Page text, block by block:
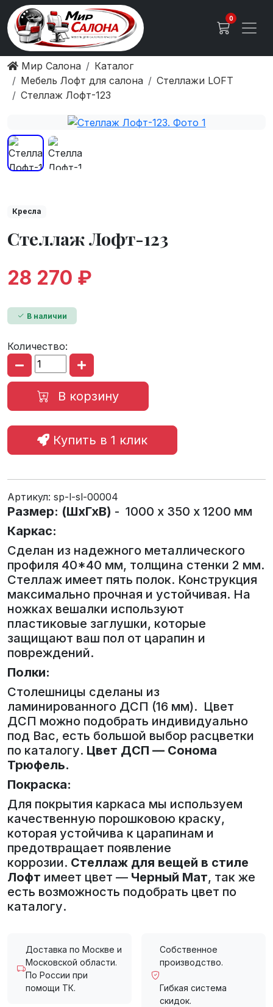
0
Мир Салона
Каталог
Мебель Лофт для салона
Стеллажи LOFT
Стеллаж Лофт-123
Кресла
Стеллаж Лофт-123
28 270 ₽
В наличии
Количество:
В корзину
Купить в 1 клик
Артикул: sp-l-sl-00004
Размер: (ШхГхВ) - 1000 х 350 х 1200 мм
Каркас:
Сделан из надежного металлического
профиля 40*40 мм, толщина стенки 2 мм.
Стеллаж имеет пять полок. Конструкция
максимально прочная и устойчивая. На
ножках вешалки используют
пластиковые заглушки, которые
защищают ваш пол от царапин и
повреждений.
Полки:
Столешницы сделаны из
ламинированного ДСП (16 мм). Цвет
ДСП можно подобрать индивидуально
под Вас, есть большой выбор расцветки
по каталогу. Цвет ДСП — Сонома
Трюфель.
Покраска:
Для покрытия каркаса мы используем
качественную порошковою краску,
которая устойчива к царапинам и
предотвращает появление
коррозии. Стеллаж для вещей в стиле
Лофт имеет цвет — Черный Мат, так же
есть возможность подобрать цвет по
каталогу.
Доставка по Москве и
Московской области.
По России при
помощи ТК.
Собственное
производство.
Гибкая система
скидок.